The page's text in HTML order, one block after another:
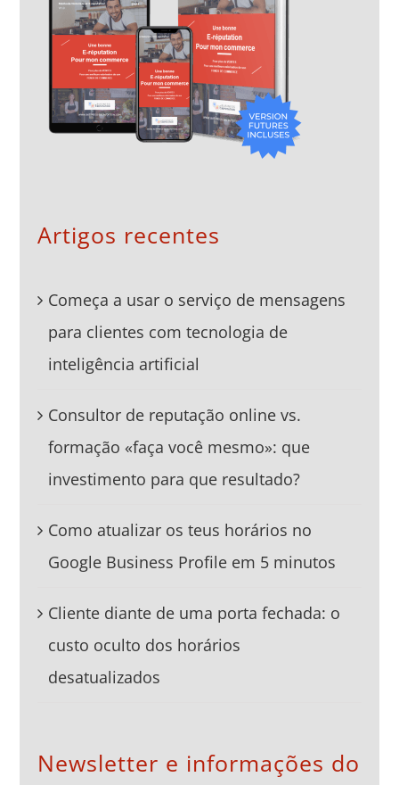
Artigos recentes
Começa a usar o serviço de mensagens
para clientes com tecnologia de
inteligência artificial
Consultor de reputação online vs.
formação «faça você mesmo»: que
investimento para que resultado?
Como atualizar os teus horários no
Google Business Profile em 5 minutos
Cliente diante de uma porta fechada: o
custo oculto dos horários
desatualizados
Newsletter e informações do